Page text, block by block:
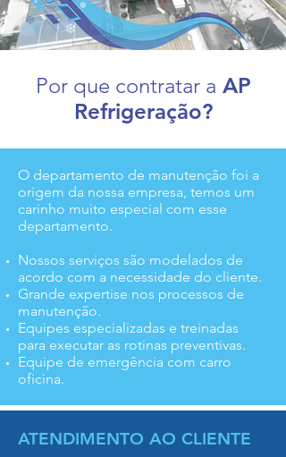
Por que contratar a AP
Refrigeração?
O departamento de manutenção foi a
origem da nossa empresa, temos um
carinho muito especial com esse
departamento.
Nossos serviços são modelados de
acordo com a necessidade do cliente.
Grande expertise nos processos de
manutenção.
Equipes especializadas e treinadas
para executar as rotinas preventivas.
Equipe de emergência com carro
oficina.
ATENDIMENTO AO CLIENTE